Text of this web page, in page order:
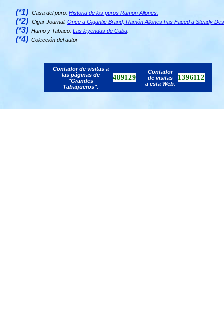
(*1) Casa del puro. Historia de los puros Ramon Allones.
(*2) Cigar Journal. Once a Gigantic Brand, Ramón Allones has Faced a Steady
(*3) Humo y Tabaco. Las leyendas de Cuba
(*4) Colección del autor
Contador de visitas a
las páginas de
"Grandes
Tabaqueros".
489129
Contador
de visitas
a esta Web.
1396112